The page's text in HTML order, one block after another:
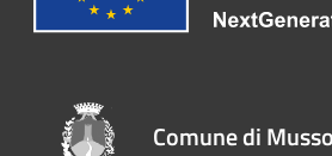
Comune di